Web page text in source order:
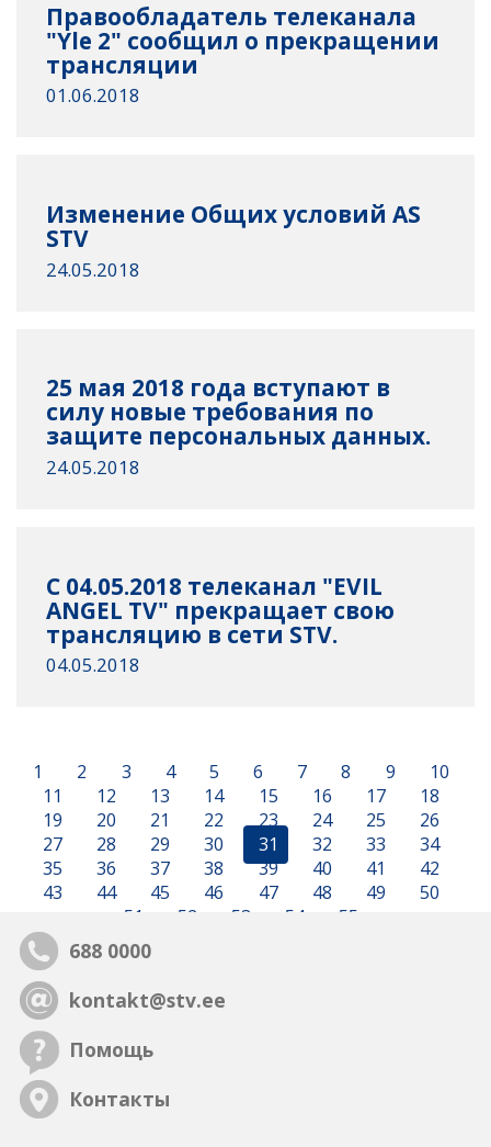
Правообладатель телеканала
"Yle 2" сообщил о прекращении
трансляции
01.06.2018
Изменение Общих условий AS
STV
24.05.2018
25 мая 2018 года вступают в
силу новые требования по
защите персональных данных.
24.05.2018
C 04.05.2018 телеканал "EVIL
ANGEL TV" прекращает свою
трансляцию в сети STV.
04.05.2018
1 2 3 4 5 6 7 8 9
10
11
12 13 14 15 16 17
18
19
20 21 22 23 24 25
26
27
28 29 30 31 32 33
34
35
36 37 38 39 40 41
42
43
44 45 46 47 48 49
50
51
52 53 54 55
688 0000
kontakt@stv.ee
Помощь
Контакты